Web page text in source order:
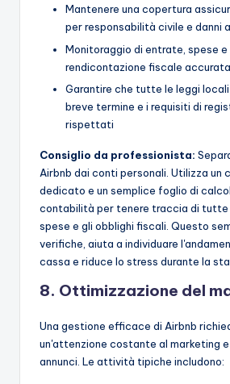
Mantenere una copertura
per responsabilità civile e danni
Monitoraggio di entrate, spese
rendicontazione fiscale accurata
Garantire che tutte le leggi
breve termine e i requisiti di
rispettati
Consiglio da professionista:
Airbnb dai conti personali. Utilizza un
dedicato e un semplice foglio di
contabilità per tenere traccia di tutte
spese e gli obblighi fiscali. Questo
verifiche, aiuta a individuare
cassa e riduce lo stress durante la
8. Ottimizzazione del
Una gestione efficace di Airbnb
un'attenzione costante al marketing
annunci. Le attività tipiche includono: